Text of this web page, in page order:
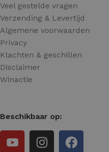
Veel gestelde vragen
Verzending & Levertijd
Algemene voorwaarden
Privacy
Klachten & geschillen
Disclaimer
Winactie
Beschikbaar op: